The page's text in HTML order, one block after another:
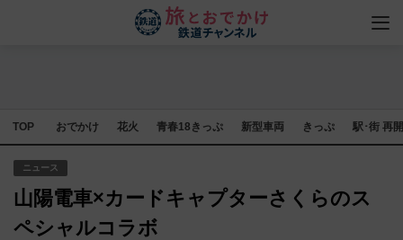
TOP おでかけ 花火 青春18きっぷ 新型車両 きっぷ 駅･街 再
ニュース
山陽電車×カードキャプターさくらのス
ペシャルコラボ